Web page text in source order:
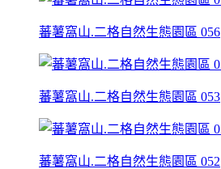
蕃薯窩山.二格自然生態園區 056
蕃薯窩山.二格自然生態園區 053
蕃薯窩山.二格自然生態園區 052